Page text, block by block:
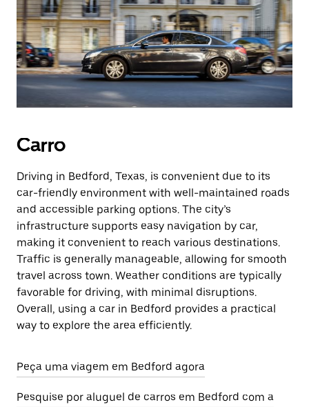
Carro
Driving in Bedford, Texas, is convenient due to its
car-friendly environment with well-maintained roads
and accessible parking options. The city’s
infrastructure supports easy navigation by car,
making it convenient to reach various destinations.
Traffic is generally manageable, allowing for smooth
travel across town. Weather conditions are typically
favorable for driving, with minimal disruptions.
Overall, using a car in Bedford provides a practical
way to explore the area efficiently.
Peça uma viagem em Bedford agora
Pesquise por aluguel de carros em Bedford com a